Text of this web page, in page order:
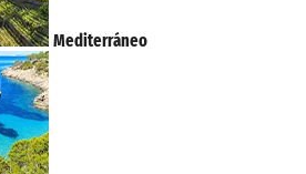
Mediterráneo